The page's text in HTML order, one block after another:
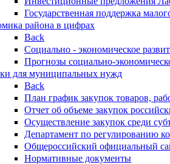
Государственная поддержка
района в цифрах
Back
Социально - экономическое
Прогнозы социально-
для муниципальных нужд
Back
План график закупок товаров,
Отчет об объеме закупок
Осуществление закупок среди
Департамент по регулированию
Общероссийский официальный
Нормативные документы